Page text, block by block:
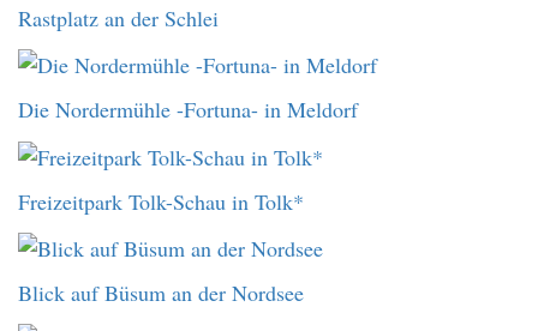
Rastplatz an der Schlei
Die Nordermühle -Fortuna- in Meldorf
Freizeitpark Tolk-Schau in Tolk*
Blick auf Büsum an der Nordsee